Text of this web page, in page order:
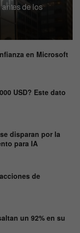
de los
en Microsoft
USD? Este dato
disparan por la
para IA
de
un 92% en su